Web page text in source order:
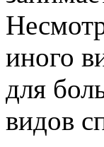
иного
для
видов